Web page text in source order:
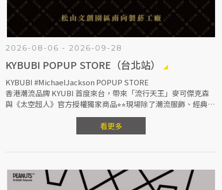
2026-08-06 - 2026-09-28
KYBUBI POPUP STORE（台北站）
KYBUBI #MichaelJackson POPUP STORE
香港潮流品牌 KYUBI 首度來台，帶來「流行天王」麥可傑克森
與《太空超人》官方授權獨家商品⭐︎⭐︎現場除了潮流服飾、經典黑
膠限量登台首賣，同時將展出麥可傑克森 1:1 絕版半身塑像、庫
柏力克熊等夢幻收藏，帶樂迷近距離感受流行文化傳奇，收藏每
看更多